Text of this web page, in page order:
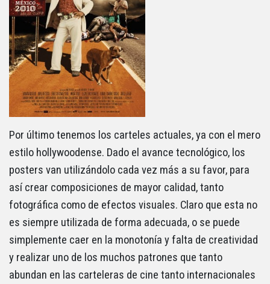
Por último tenemos los carteles actuales, ya con el mero
estilo hollywoodense. Dado el avance tecnológico, los
posters van utilizándolo cada vez más a su favor, para
así crear composiciones de mayor calidad, tanto
fotográfica como de efectos visuales. Claro que esta no
es siempre utilizada de forma adecuada, o se puede
simplemente caer en la monotonía y falta de creatividad
y realizar uno de los muchos patrones que tanto
abundan en las carteleras de cine tanto internacionales